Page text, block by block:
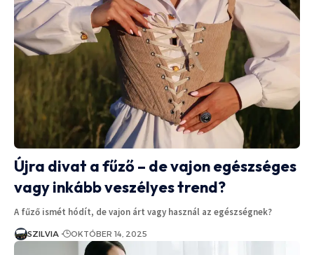
Újra divat a fűző – de vajon egészséges
vagy inkább veszélyes trend?
A fűző ismét hódít, de vajon árt vagy használ az egészségnek?
SZILVIA OKTÓBER 14, 2025